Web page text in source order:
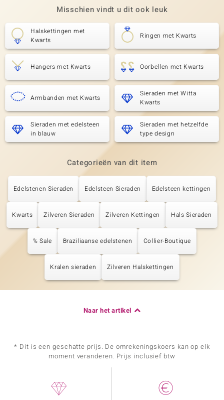
Misschien vindt u dit ook leuk
Halskettingen met
Kwarts
Ringen met Kwarts
Hangers met Kwarts Oorbellen met Kwarts
Armbanden met Kwarts
Sieraden met Witta
Kwarts
Sieraden met edelsteen
in blauw
Sieraden met hetzelfde
type design
Categorieën van dit item
Edelstenen Sieraden Edelsteen Sieraden Edelsteen kettingen
Kwarts Zilveren Sieraden Zilveren Kettingen Hals Sieraden
% Sale Braziliaanse edelstenen Collier-Boutique
Kralen sieraden Zilveren Halskettingen
Naar het artikel
* Dit is een geschatte prijs. De omrekeningskoers kan op elk
moment veranderen. Prijs inclusief btw